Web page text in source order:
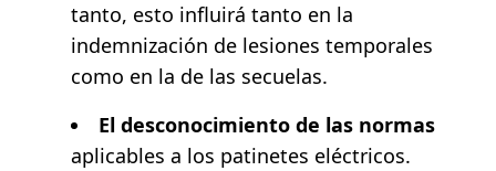
tanto, esto influirá tanto en la
indemnización de lesiones temporales
como en la de las secuelas.
El desconocimiento de las normas
aplicables a los patinetes eléctricos.